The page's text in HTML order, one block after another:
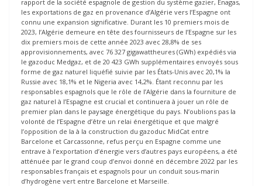
rapport de la société espagnole de gestion du système gazier, Enagas,
les exportations de gaz en provenance d’Algérie vers l’Espagne ont
connu une expansion significative. Durant les 10 premiers mois de
2023, l’Algérie demeure en tête des fournisseurs de l’Espagne sur les
dix premiers mois de cette année 2023 avec 28,8% de ses
approvisionnements, avec 76 327 gigawattheures (GWh) expédiés via
le gazoduc Medgaz, et de 20 423 GWh supplémentaires envoyés sous
forme de gaz naturel liquéfié suivie par les États-Unis avec 20,1% la
Russie avec 18,1% et le Nigeria avec 14,2%. Étant reconnu par les
responsables espagnols que le rôle de l’Algérie dans la fourniture de
gaz naturel à l’Espagne est crucial et continuera à jouer un rôle de
premier plan dans le paysage énergétique du pays. N’oublions pas la
volonté de l’Espagne d’être un relai énergétique et que malgré
l’opposition de la à la construction du gazoduc MidCat entre
Barcelone et Carcassonne, refus perçu en Espagne comme une
entrave à l’exportation d’énergie vers d’autres pays européens, a été
atténuée par le grand coup d’envoi donné en décembre 2022 par les
responsables français et espagnols pour un conduit sous-marin
d’hydrogène vert entre Barcelone et Marseille.